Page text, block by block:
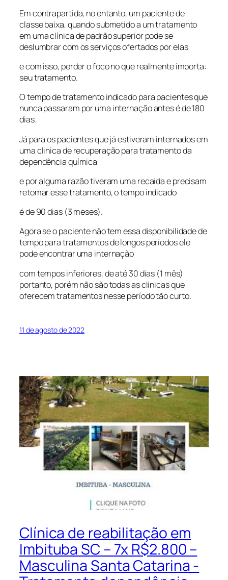
Em contrapartida, no entanto, um paciente de
classe baixa, quando submetido a um tratamento
em uma clínica de padrão superior pode se
deslumbrar com os serviços ofertados por elas
e com isso, perder o foco no que realmente importa:
seu tratamento.
O tempo de tratamento indicado para pacientes que
nunca passaram por uma internação antes é de 180
dias.
Já para os pacientes que já estiveram internados em
uma clinica de recuperação para tratamento da
dependência química
e por alguma razão tiveram uma recaída e precisam
retomar esse tratamento, o tempo indicado
é de 90 dias (3 meses).
Agora se o paciente não tem essa disponibilidade de
tempo para tratamentos de longos períodos ele
pode encontrar uma internação
com tempos inferiores, de até 30 dias (1 mês)
portanto, porém não são todas as clinicas que
oferecem tratamentos nesse período tão curto.
11 de agosto de 2022
Clínica de reabilitação em
Imbituba SC – 7x R$2.800 –
Masculina Santa Catarina -